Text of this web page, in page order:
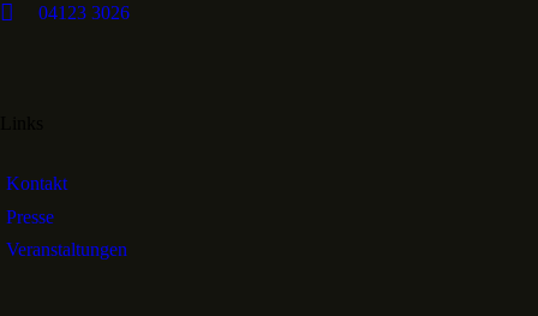
04123 3026
Kontakt
Presse
Veranstaltungen